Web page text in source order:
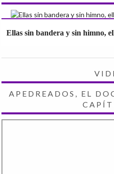
Ellas sin bandera y sin himno,
APEDREADOS, EL